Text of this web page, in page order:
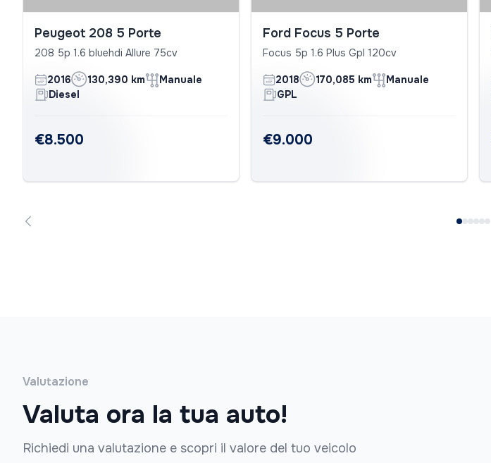
Peugeot 208 5 Porte
208 5p 1.6 bluehdi Allure 75cv
2016 130,390 km
Manuale
Diesel
€8.500
Ford Focus 5 Porte
Focus 5p 1.6 Plus Gpl 120cv
2018 170,085 km
Manuale
GPL
€9.000
Valutazione
Valuta ora la tua auto!
Richiedi una valutazione e scopri il valore del tuo veicolo